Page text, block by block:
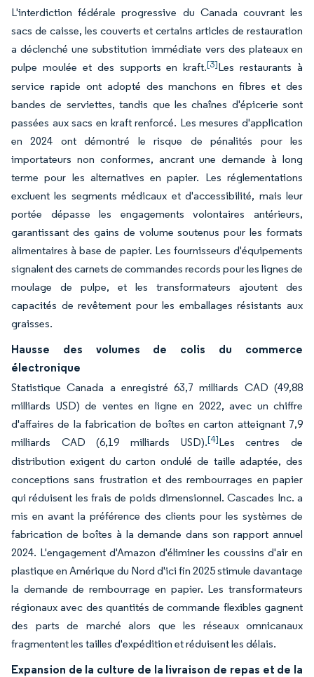
L'interdiction fédérale progressive du Canada couvrant les
sacs de caisse, les couverts et certains articles de restauration
a déclenché une substitution immédiate vers des plateaux en
pulpe moulée et des supports en kraft.[3]Les restaurants à
service rapide ont adopté des manchons en fibres et des
bandes de serviettes, tandis que les chaînes d'épicerie sont
passées aux sacs en kraft renforcé. Les mesures d'application
en 2024 ont démontré le risque de pénalités pour les
importateurs non conformes, ancrant une demande à long
terme pour les alternatives en papier. Les réglementations
excluent les segments médicaux et d'accessibilité, mais leur
portée dépasse les engagements volontaires antérieurs,
garantissant des gains de volume soutenus pour les formats
alimentaires à base de papier. Les fournisseurs d'équipements
signalent des carnets de commandes records pour les lignes de
moulage de pulpe, et les transformateurs ajoutent des
capacités de revêtement pour les emballages résistants aux
graisses.
Hausse des volumes de colis du commerce
électronique
Statistique Canada a enregistré 63,7 milliards CAD (49,88
milliards USD) de ventes en ligne en 2022, avec un chiffre
d'affaires de la fabrication de boîtes en carton atteignant 7,9
milliards CAD (6,19 milliards USD).[4]Les centres de
distribution exigent du carton ondulé de taille adaptée, des
conceptions sans frustration et des rembourrages en papier
qui réduisent les frais de poids dimensionnel. Cascades Inc. a
mis en avant la préférence des clients pour les systèmes de
fabrication de boîtes à la demande dans son rapport annuel
2024. L'engagement d'Amazon d'éliminer les coussins d'air en
plastique en Amérique du Nord d'ici fin 2025 stimule davantage
la demande de rembourrage en papier. Les transformateurs
régionaux avec des quantités de commande flexibles gagnent
des parts de marché alors que les réseaux omnicanaux
fragmentent les tailles d'expédition et réduisent les délais.
Expansion de la culture de la livraison de repas et de la